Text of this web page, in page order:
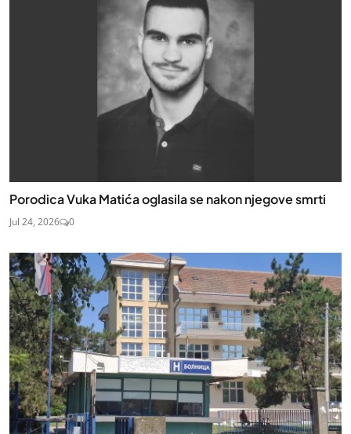
Porodica Vuka Matića oglasila se nakon njegove smrti
Jul 24, 2026 0